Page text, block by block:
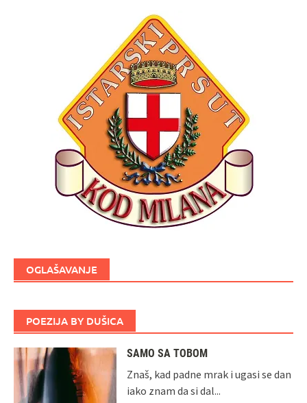
OGLAŠAVANJE
POEZIJA BY DUŠICA
SAMO SA TOBOM
Znaš, kad padne mrak i ugasi se dan
iako znam da si dal...